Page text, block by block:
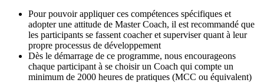
Pour pouvoir appliquer ces compétences spécifiques et
adopter une attitude de Master Coach, il est recommandé que
les participants se fassent coacher et superviser quant à leur
propre processus de développement
Dès le démarrage de ce programme, nous encourageons
chaque participant à se choisir un Coach qui compte un
minimum de 2000 heures de pratiques (MCC ou équivalent)